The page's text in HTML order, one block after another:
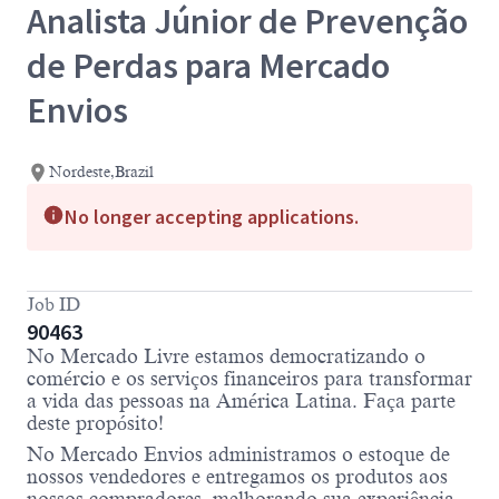
Analista Júnior de Prevenção
de Perdas para Mercado
Envios
Nordeste,Brazil
No longer accepting applications.
Job ID
90463
No Mercado Livre estamos democratizando o
comércio e os serviços financeiros para transformar
a vida das pessoas na América Latina. Faça parte
deste propósito!
No Mercado Envios administramos o estoque de
nossos vendedores e entregamos os produtos aos